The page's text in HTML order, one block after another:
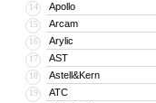
14 Apollo
15 Arcam
16 Arylic
17 AST
18 Astell&Kern
19 ATC